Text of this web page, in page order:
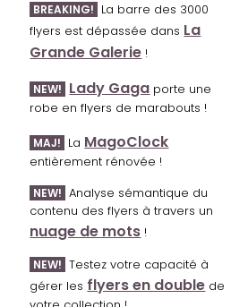
BREAKING! La barre des 3000
flyers est dépassée dans La
Grande Galerie !
NEW! Lady Gaga porte une
robe en flyers de marabouts !
MAJ! La MagoClock
entièrement rénovée !
NEW! Analyse sémantique du
contenu des flyers à travers un
nuage de mots !
NEW! Testez votre capacité à
gérer les flyers en double de